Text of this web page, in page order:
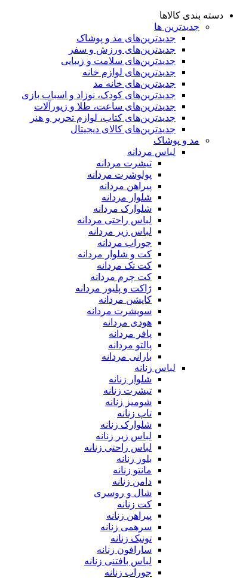
دسته بندی کالاها
جدیدترین ها
جدید‌ترین‌های مد و پوشاک
جدید‌ترین‌های ورزش و سفر
جدید‌ترین‌های سلامت و زیبایی
جدید‌ترین‌های لوازم خانه
جدیدترین‌های خانه مد
جدید‌ترین‌های کودک، نوزاد و اسباب بازی
جدید‌ترین‌های ساعت، طلا و زیورآلات
جدید‌ترین‌های کتاب، لوازم تحریر و هنر
جدید‌ترین‌های کالای دیجیتال
مد و پوشاک
لباس مردانه
تیشرت مردانه
پولوشرت مردانه
پیراهن مردانه
شلوار مردانه
شلوارک مردانه
لباس راحتی مردانه
لباس زیر مردانه
جوراب مردانه
کت و شلوار مردانه
کت تک مردانه
کت چرم مردانه
ژاکت و پلیور مردانه
کاپشن مردانه
سویشرت مردانه
هودی مردانه
پافر مردانه
پالتو مردانه
بارانی مردانه
لباس زنانه
شلوار زنانه
تیشرت زنانه
شومیز زنانه
تاپ زنانه
شلوارک زنانه
لباس زیر زنانه
لباس راحتی زنانه
بلوز زنانه
مانتو زنانه
دامن زنانه
شال و روسری
کت زنانه
پیراهن زنانه
سرهمی زنانه
تونیک زنانه
سارافون زنانه
لباس بافتنی زنانه
جوراب زنانه